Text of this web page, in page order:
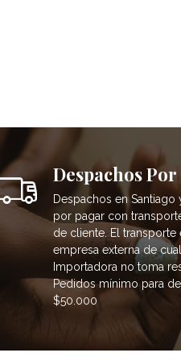
Despachos
Despachos en Santiago
por pagar con
de cliente. El transporte
empresa externa de
Importadora no toma
Pedidos mínimo para
$50.000